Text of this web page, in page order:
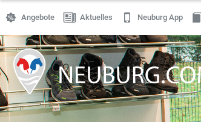
Angebote Aktuelles Neuburg App
Einkaufen
Handwerk
Gastronomie